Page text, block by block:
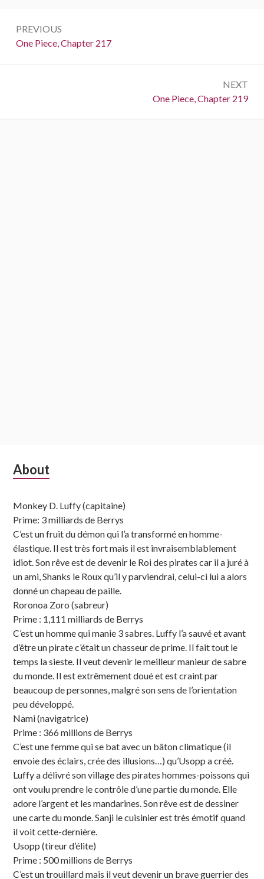
navigation
PREVIOUS
Previous:
One Piece, Chapter 217
NEXT
Next:
One Piece, Chapter 219
Subsidiary
About
Monkey D. Luffy (capitaine)
Prime: 3 milliards de Berrys
C’est un fruit du démon qui l’a transformé en homme-
élastique. Il est très fort mais il est invraisemblablement
idiot. Son rêve est de devenir le Roi des pirates car il a juré à
un ami, Shanks le Roux qu’il y parviendrai, celui-ci lui a alors
donné un chapeau de paille.
Roronoa Zoro (sabreur)
Prime : 1,111 milliards de Berrys
C’est un homme qui manie 3 sabres. Luffy l’a sauvé et avant
d’être un pirate c’était un chasseur de prime. Il fait tout le
temps la sieste. Il veut devenir le meilleur manieur de sabre
du monde. Il est extrêmement doué et est craint par
beaucoup de personnes, malgré son sens de l’orientation
peu développé.
Nami (navigatrice)
Prime : 366 millions de Berrys
C’est une femme qui se bat avec un bâton climatique (il
envoie des éclairs, crée des illusions…) qu’Usopp a créé.
Luffy a délivré son village des pirates hommes-poissons qui
ont voulu prendre le contrôle d’une partie du monde. Elle
adore l’argent et les mandarines. Son rêve est de dessiner
une carte du monde. Sanji le cuisinier est très émotif quand
il voit cette-dernière.
Usopp (tireur d’élite)
Prime : 500 millions de Berrys
C’est un trouillard mais il veut devenir un brave guerrier des